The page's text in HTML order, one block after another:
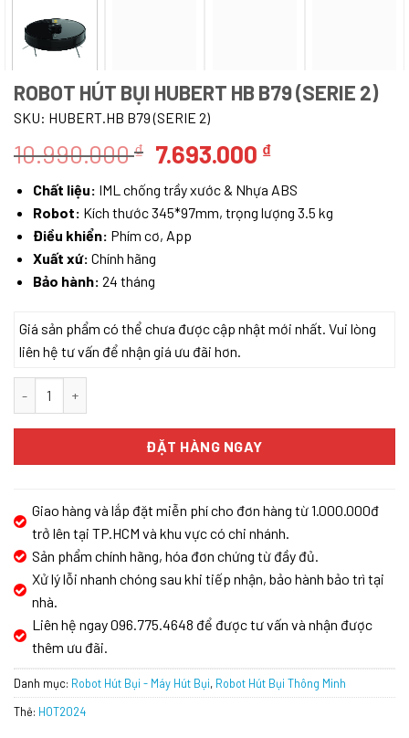
ROBOT HÚT BỤI HUBERT HB B79 (SERIE 2)
SKU: HUBERT.HB B79 (SERIE 2)
10.990.000₫ Giá
gốc
là:
10.990.000 ₫.
7.693.000 ₫Giá
tại
là:
Chất liệu: IML chống trầy xước & Nhựa ABS
Robot: Kích thước 345*97mm, trọng lượng 3.5 kg
Điều khiển: Phím cơ, App
Xuất xứ: Chính hãng
Bảo hành: 24 tháng
Giá sản phẩm có thể chưa được cập nhật mới nhất. Vui lòng
liên hệ tư vấn để nhận giá ưu đãi hơn.
ĐẶT HÀNG NGAY
Giao hàng và lắp đặt miễn phí cho đơn hàng từ 1.000.000đ
trở lên tại TP.HCM và khu vực có chi nhánh.
Sản phẩm chính hãng, hóa đơn chứng từ đầy đủ.
Xử lý lỗi nhanh chóng sau khi tiếp nhận, bảo hành bảo trì tại
nhà.
Liên hệ ngay 096.775.4648 để được tư vấn và nhận được
thêm ưu đãi.
Danh mục: Robot Hút Bụi - Máy Hút Bụi, Robot Hút Bụi Thông Minh
Thẻ: HOT2024